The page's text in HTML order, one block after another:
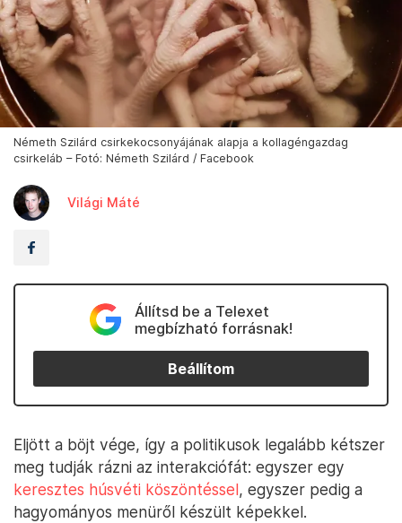
Németh Szilárd csirkekocsonyájának alapja a kollagéngazdag
csirkeláb – Fotó: Németh Szilárd / Facebook
Világi Máté
Állítsd be a Telexet
megbízható forrásnak!
Beállítom
Eljött a böjt vége, így a politikusok legalább kétszer
meg tudják rázni az interakciófát: egyszer egy
keresztes húsvéti köszöntéssel, egyszer pedig a
hagyományos menüről készült képekkel.